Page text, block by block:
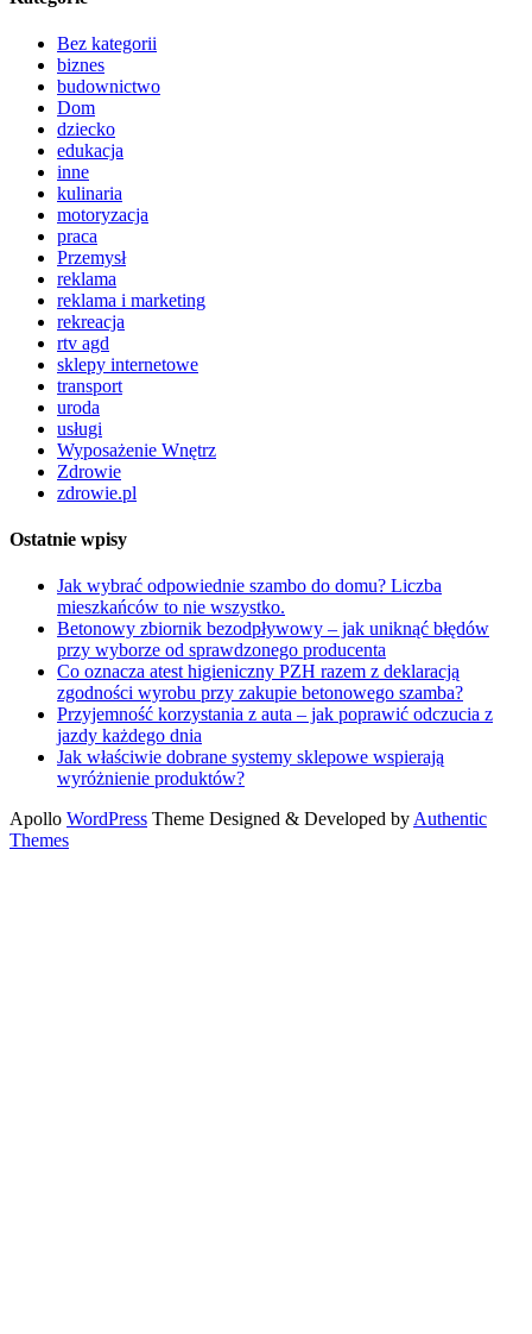
Bez kategorii
biznes
budownictwo
Dom
dziecko
edukacja
inne
kulinaria
motoryzacja
praca
Przemysł
reklama
reklama i marketing
rekreacja
rtv agd
sklepy internetowe
transport
uroda
usługi
Wyposażenie Wnętrz
Zdrowie
zdrowie.pl
Ostatnie wpisy
Jak wybrać odpowiednie szambo do domu? Liczba
mieszkańców to nie wszystko.
Betonowy zbiornik bezodpływowy – jak uniknąć błędów
przy wyborze od sprawdzonego producenta
Co oznacza atest higieniczny PZH razem z deklaracją
zgodności wyrobu przy zakupie betonowego szamba?
Przyjemność korzystania z auta – jak poprawić odczucia z
jazdy każdego dnia
Jak właściwie dobrane systemy sklepowe wspierają
wyróżnienie produktów?
Apollo WordPress Theme Designed & Developed byAuthentic
Themes